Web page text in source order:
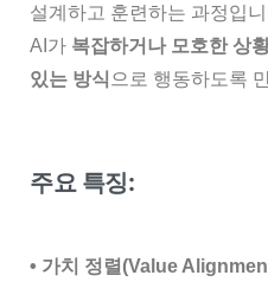
설계하고 훈련하는 과정입
AI가 복잡하거나 모호한 상
있는 방식으로 행동하도록
주요 특징:
• 가치 정렬(Value